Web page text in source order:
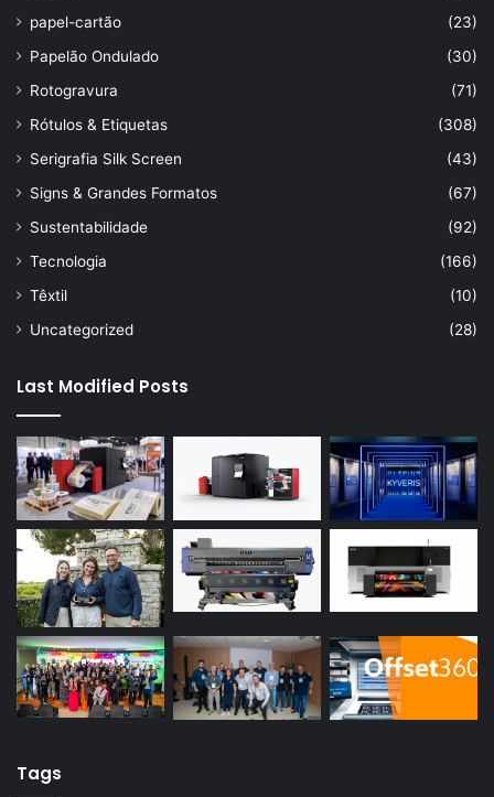
papel-cartão
(23)
Papelão Ondulado
(30)
Rotogravura
(71)
Rótulos & Etiquetas
(308)
Serigrafia Silk Screen
(43)
Signs & Grandes Formatos
(67)
Sustentabilidade
(92)
Tecnologia
(166)
Têxtil
(10)
Uncategorized
(28)
Last Modified Posts
Tags